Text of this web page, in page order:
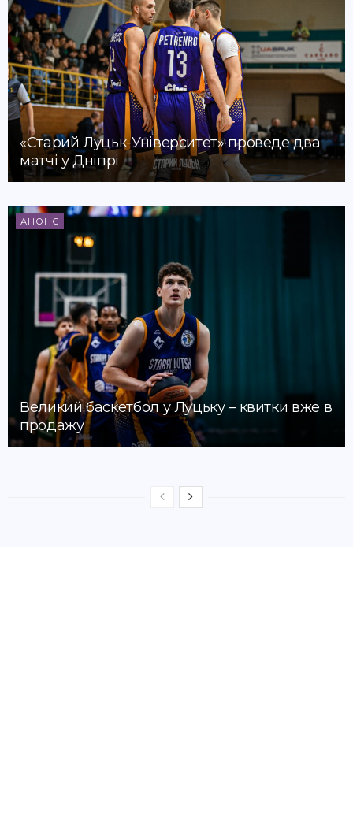
«Старий Луцьк-Університет» проведе два
матчі у Дніпрі
АНОНС
Великий баскетбол у Луцьку – квитки вже в
продажу